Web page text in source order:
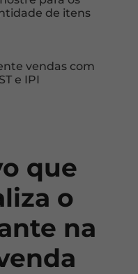
de itens
vendas com
e IPI
que
o
na